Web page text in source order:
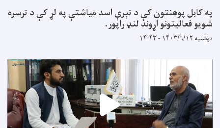
په کابل پوهنتون کې د تېرې اسد میاشتې په لړ کې د ترسره
شویو فعالیتونو اړوند لنډ راپور.
دوشنبه ۱۴۰۳/۶/۱۲ - ۱۴:۴۳